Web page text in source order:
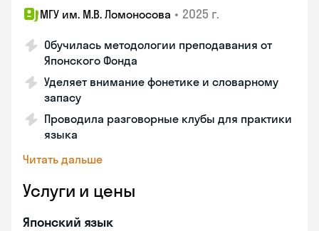
МГУ им. М.В. Ломоносова • 2025 г.
Обучилась методологии преподавания от
Японского Фонда
Уделяет внимание фонетике и словарному
запасу
Проводила разговорные клубы для практики
языка
Читать дальше
Услуги и цены
Японский язык